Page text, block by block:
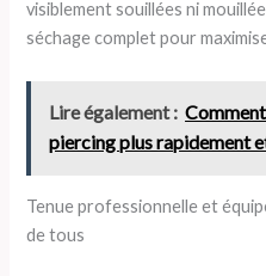
visiblement souillées ni
séchage complet pour
Lire également :
piercing plus rapidement
Tenue professionnelle et
de tous